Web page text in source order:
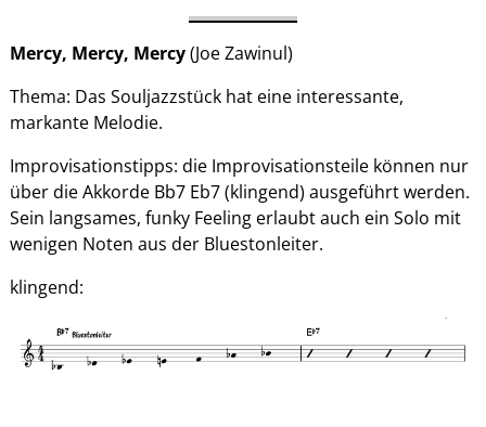
Mercy, Mercy, Mercy(Joe Zawinul)
Thema: Das Souljazzstück hat eine interessante,
markante Melodie.
Improvisationstipps: die Improvisationsteile können nur
über die Akkorde Bb7 Eb7 (klingend) ausgeführt werden.
Sein langsames, funky Feeling erlaubt auch ein Solo mit
wenigen Noten aus der Bluestonleiter.
klingend: